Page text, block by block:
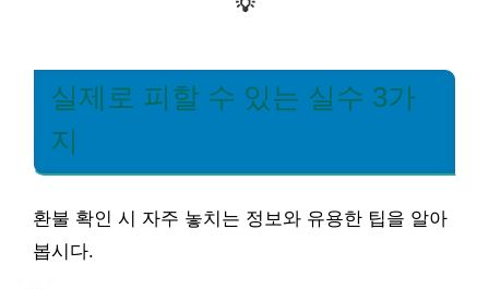
💡
실제로 피할 수 있는 실수 3가
지
환불 확인 시 자주 놓치는 정보와 유용한 팁을 알아
봅시다.